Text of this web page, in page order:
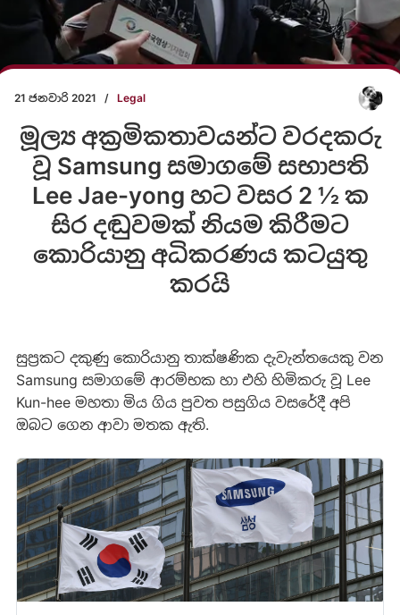
21 ජනවාරි 2021 / Legal
මූල්‍ය අක්‍රමිකතාවයන්ට වරදකරු
වූ Samsung සමාගමේ සභාපති
Lee Jae-yong හට වසර 2 ½ ක
සිර දඬුවමක් නියම කිරීමට
කොරියානු අධිකරණය කටයුතු
කරයි
සුප්‍රකට දකුණු කොරියානු තාක්ෂණික දැවැන්තයෙකු වන
Samsung සමාගමේ ආරම්භක හා එහි හිමිකරු වූ Lee
Kun-hee මහතා මිය ගිය පුවත පසුගිය වසරේදී අපි
ඔබට ගෙන ආවා මතක ඇති.